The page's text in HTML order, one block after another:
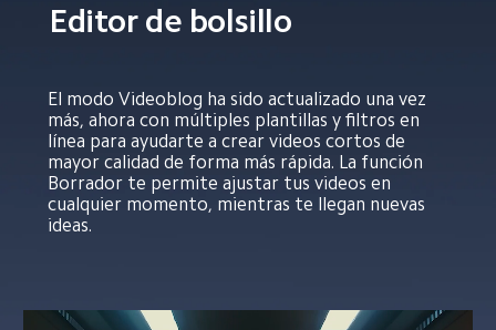
Editor de bolsillo
El modo Videoblog ha sido actualizado una vez
más, ahora con múltiples plantillas y filtros en
línea para ayudarte a crear videos cortos de
mayor calidad de forma más rápida. La función
Borrador te permite ajustar tus videos en
cualquier momento, mientras te llegan nuevas
ideas.